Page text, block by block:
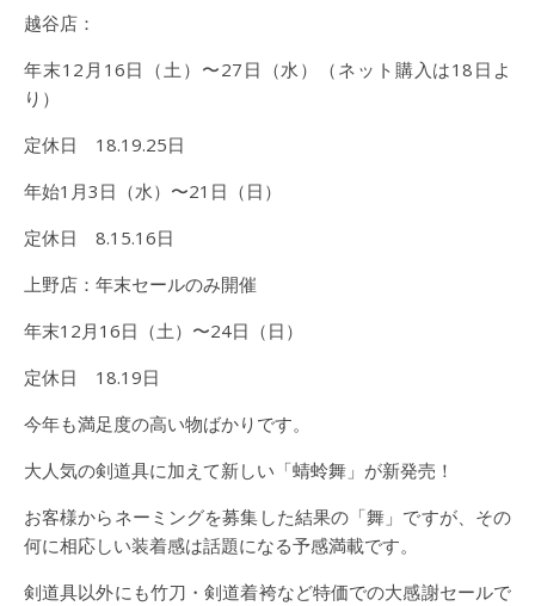
越谷店：
年末12月16日（土）〜27日（水）（ネット購入は18日よ
り）
定休日 18.19.25日
年始1月3日（水）〜21日（日）
定休日 8.15.16日
上野店：年末セールのみ開催
年末12月16日（土）〜24日（日）
定休日 18.19日
今年も満足度の高い物ばかりです。
大人気の剣道具に加えて新しい「蜻蛉舞」が新発売！
お客様からネーミングを募集した結果の「舞」ですが、その
何に相応しい装着感は話題になる予感満載です。
剣道具以外にも竹刀・剣道着袴など特価での大感謝セールで